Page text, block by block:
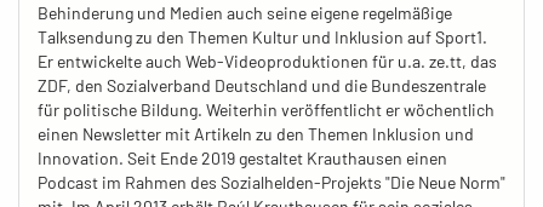
Behinderung und Medien auch seine eigene regelmäßige
Talksendung zu den Themen Kultur und Inklusion auf Sport1.
Er entwickelte auch Web-Videoproduktionen für u.a. ze.tt, das
ZDF, den Sozialverband Deutschland und die Bundeszentrale
für politische Bildung. Weiterhin veröffentlicht er wöchentlich
einen Newsletter mit Artikeln zu den Themen Inklusion und
Innovation. Seit Ende 2019 gestaltet Krauthausen einen
Podcast im Rahmen des Sozialhelden-Projekts "Die Neue Norm"